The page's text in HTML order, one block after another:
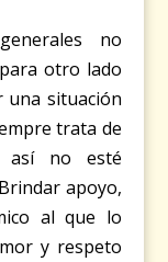
no
otro lado
una situación
trata de
así no esté
apoyo,
al que lo
y respeto